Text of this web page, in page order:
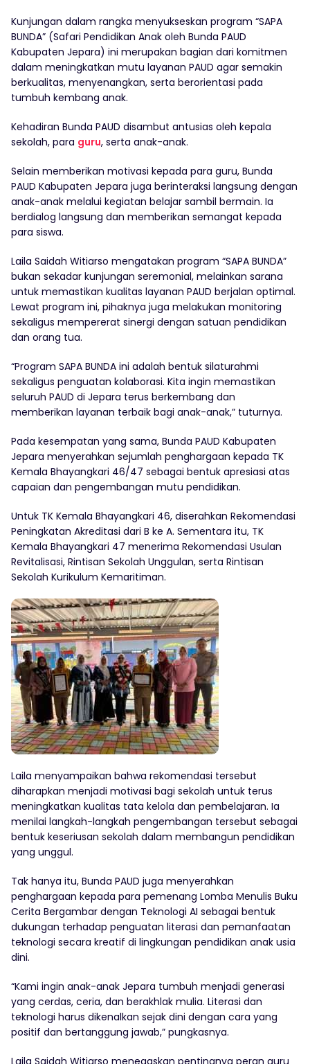
Kunjungan dalam rangka menyukseskan program “SAPA
BUNDA” (Safari Pendidikan Anak oleh Bunda PAUD
Kabupaten Jepara) ini merupakan bagian dari komitmen
dalam meningkatkan mutu layanan PAUD agar semakin
berkualitas, menyenangkan, serta berorientasi pada
tumbuh kembang anak.
Kehadiran Bunda PAUD disambut antusias oleh kepala
sekolah, para guru, serta anak-anak.
Selain memberikan motivasi kepada para guru, Bunda
PAUD Kabupaten Jepara juga berinteraksi langsung dengan
anak-anak melalui kegiatan belajar sambil bermain. Ia
berdialog langsung dan memberikan semangat kepada
para siswa.
Laila Saidah Witiarso mengatakan program “SAPA BUNDA”
bukan sekadar kunjungan seremonial, melainkan sarana
untuk memastikan kualitas layanan PAUD berjalan optimal.
Lewat program ini, pihaknya juga melakukan monitoring
sekaligus mempererat sinergi dengan satuan pendidikan
dan orang tua.
“Program SAPA BUNDA ini adalah bentuk silaturahmi
sekaligus penguatan kolaborasi. Kita ingin memastikan
seluruh PAUD di Jepara terus berkembang dan
memberikan layanan terbaik bagi anak-anak,” tuturnya.
Pada kesempatan yang sama, Bunda PAUD Kabupaten
Jepara menyerahkan sejumlah penghargaan kepada TK
Kemala Bhayangkari 46/47 sebagai bentuk apresiasi atas
capaian dan pengembangan mutu pendidikan.
Untuk TK Kemala Bhayangkari 46, diserahkan Rekomendasi
Peningkatan Akreditasi dari B ke A. Sementara itu, TK
Kemala Bhayangkari 47 menerima Rekomendasi Usulan
Revitalisasi, Rintisan Sekolah Unggulan, serta Rintisan
Sekolah Kurikulum Kemaritiman.
Laila menyampaikan bahwa rekomendasi tersebut
diharapkan menjadi motivasi bagi sekolah untuk terus
meningkatkan kualitas tata kelola dan pembelajaran. Ia
menilai langkah-langkah pengembangan tersebut sebagai
bentuk keseriusan sekolah dalam membangun pendidikan
yang unggul.
Tak hanya itu, Bunda PAUD juga menyerahkan
penghargaan kepada para pemenang Lomba Menulis Buku
Cerita Bergambar dengan Teknologi AI sebagai bentuk
dukungan terhadap penguatan literasi dan pemanfaatan
teknologi secara kreatif di lingkungan pendidikan anak usia
dini.
“Kami ingin anak-anak Jepara tumbuh menjadi generasi
yang cerdas, ceria, dan berakhlak mulia. Literasi dan
teknologi harus dikenalkan sejak dini dengan cara yang
positif dan bertanggung jawab,” pungkasnya.
Laila Saidah Witiarso menegaskan pentingnya peran guru